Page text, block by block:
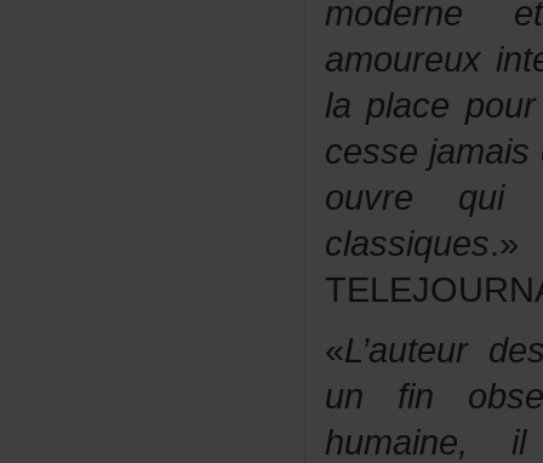
classiques
«